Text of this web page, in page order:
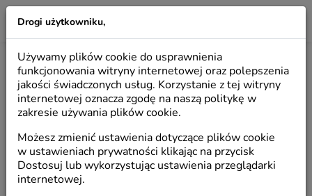
LILIO
DEKORACJE W STYLU SKANDYNAWSKIM
Anioły popularne
kolekcje
Kolekcja limitowana Art Styl Skandynawski
Drogi użytkowniku,
Używamy plików cookie do usprawnienia
funkcjonowania witryny internetowej oraz polepszenia
jakości świadczonych usług. Korzystanie z tej witryny
internetowej oznacza zgodę na naszą politykę w
zakresie używania plików cookie.
Możesz zmienić ustawienia dotyczące plików cookie
w ustawieniach prywatności klikając na przycisk
Dostosuj lub wykorzystując ustawienia przeglądarki
internetowej.